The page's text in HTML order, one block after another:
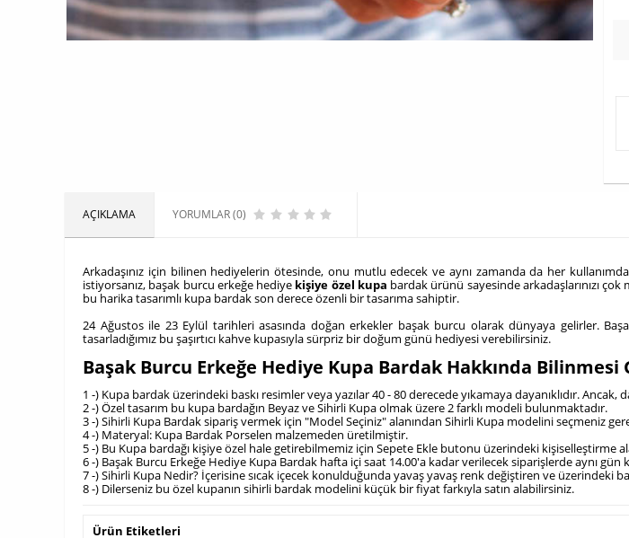
AÇIKLAMA YORUMLAR (0)
Arkadaşınız için bilinen hediyelerin ötesinde, onu mutlu edecek ve aynı zamanda da her
istiyorsanız, başak burcu erkeğe hediye kişiye özel kupa bardak ürünü sayesinde arkadaşlarınızı
bu harika tasarımlı kupa bardak son derece özenli bir tasarıma sahiptir.
24 Ağustos ile 23 Eylül tarihleri asasında doğan erkekler başak burcu olarak dünyaya gelirler.
tasarladığımız bu şaşırtıcı kahve kupasıyla sürpriz bir doğum günü hediyesi verebilirsiniz.
Başak Burcu Erkeğe Hediye Kupa Bardak Hakkında Bilinmesi
1 -) Kupa bardak üzerindeki baskı resimler veya yazılar 40 - 80 derecede yıkamaya dayanıklıdır.
2 -) Özel tasarım bu kupa bardağın Beyaz ve Sihirli Kupa olmak üzere 2 farklı modeli bulunmaktadır.
3 -) Sihirli Kupa Bardak sipariş vermek için "Model Seçiniz" alanından Sihirli Kupa modelini seçmeniz
4 -) Materyal: Kupa Bardak Porselen malzemeden üretilmiştir.
5 -) Bu Kupa bardağı kişiye özel hale getirebilmemiz için Sepete Ekle butonu üzerindeki kişiselleştirme
6 -) Başak Burcu Erkeğe Hediye Kupa Bardak hafta içi saat 14.00'a kadar verilecek siparişlerde aynı
7 -) Sihirli Kupa Nedir? İçerisine sıcak içecek konulduğunda yavaş yavaş renk değiştiren ve üzerindeki
8 -) Dilerseniz bu özel kupanın sihirli bardak modelini küçük bir fiyat farkıyla satın alabilirsiniz.
Ürün Etiketleri